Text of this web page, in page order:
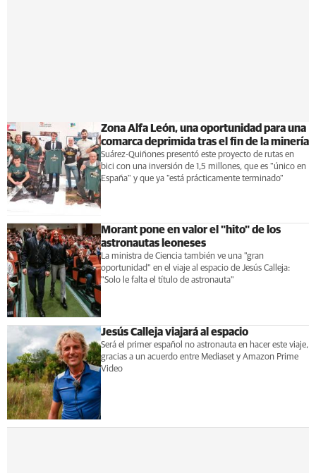
Zona Alfa León, una oportunidad para una
comarca deprimida tras el fin de la minería
Suárez-Quiñones presentó este proyecto de rutas en
bici con una inversión de 1,5 millones, que es "único en
España" y que ya "está prácticamente terminado"
Morant pone en valor el "hito" de los
astronautas leoneses
La ministra de Ciencia también ve una "gran
oportunidad" en el viaje al espacio de Jesús Calleja:
"Solo le falta el título de astronauta"
Jesús Calleja viajará al espacio
Será el primer español no astronauta en hacer este viaje,
gracias a un acuerdo entre Mediaset y Amazon Prime
Video